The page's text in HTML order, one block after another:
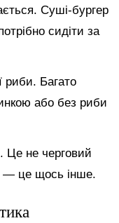
Суші-бургер
сидіти за
риби. Багато
або без риби
Це не черговий
— це щось інше.